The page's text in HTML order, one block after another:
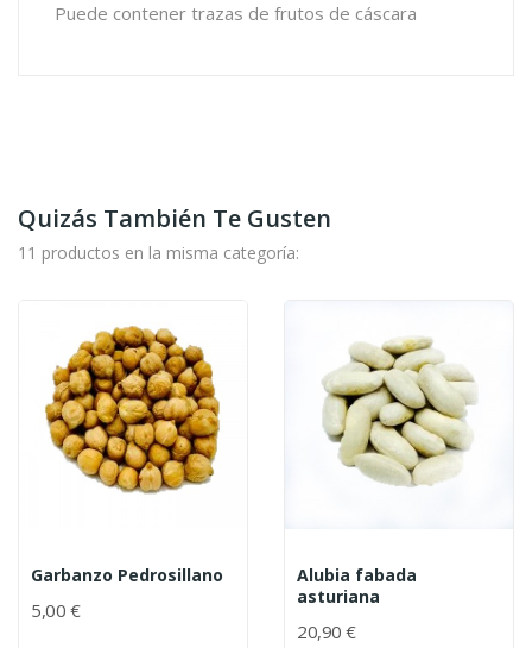
Puede contener trazas de frutos de cáscara
Quizás También Te Gusten
11 productos en la misma categoría:
Garbanzo Pedrosillano
5,00 €
Alubia fabada
asturiana
20,90 €